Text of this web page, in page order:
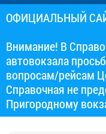
ОФИЦИАЛЬНЫЙ
Внимание! В
автовокзала
вопросам/рейсам
Справочная не
Пригородному